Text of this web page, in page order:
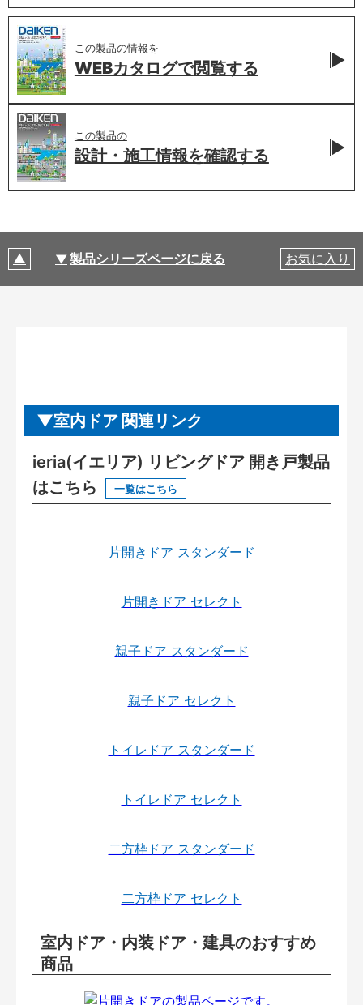
この製品の情報を
WEBカタログで閲覧する
この製品の
設計・施工情報を確認する
製品シリーズページに戻る お気に入り
室内ドア 関連リンク
ieria(イエリア) リビングドア 開き戸製品
はこちら
一覧はこちら
片開きドア スタンダード
片開きドア セレクト
親子ドア スタンダード
親子ドア セレクト
トイレドア スタンダード
トイレドア セレクト
二方枠ドア スタンダード
二方枠ドア セレクト
室内ドア・内装ドア・建具のおすすめ
商品